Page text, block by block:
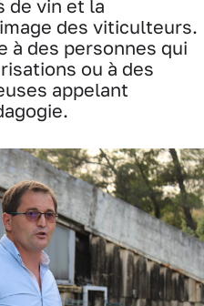
de vin et la
des viticulteurs.
à des personnes qui
ou à des
appelant